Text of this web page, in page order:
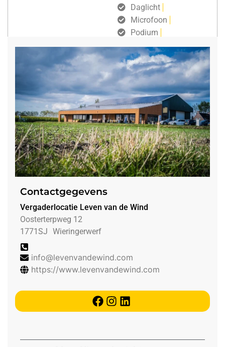
Daglicht
Microfoon
Podium
gratis draadloos internet
Contactgegevens
Vergaderlocatie Leven van de Wind
Oosterterpweg 12
1771SJ Wieringerwerf
info@levenvandewind.com
https://www.levenvandewind.com